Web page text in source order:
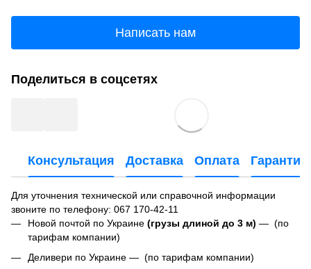
Написать нам
Поделиться в соцсетях
Консультация Доставка Оплата Гарантия
Для уточнения технической или справочной информации
звоните по телефону: 067 170-42-11
Новой почтой по Украине (грузы длиной до 3 м) — (по
тарифам компании)
Деливери по Украине — (по тарифам компании)